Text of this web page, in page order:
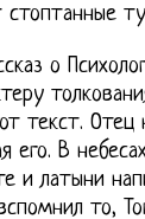
стоптанные
о
текст. Отец
его. В
и латыни
то,